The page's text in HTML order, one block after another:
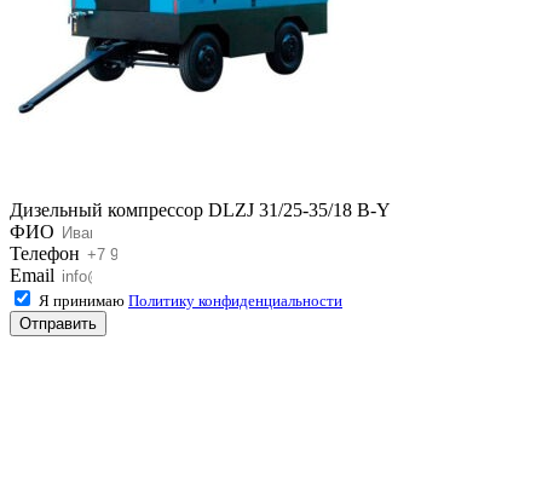
Дизельный компрессор DLZJ 31/25-35/18 B-Y
ФИО
Телефон
Email
Я принимаю Политику конфиденциальности
Отправить